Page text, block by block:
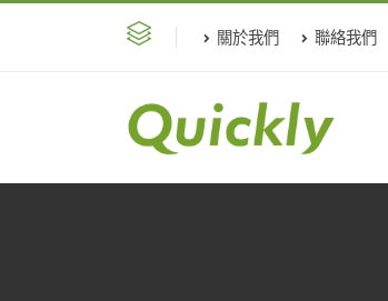
關於我們 聯絡我們